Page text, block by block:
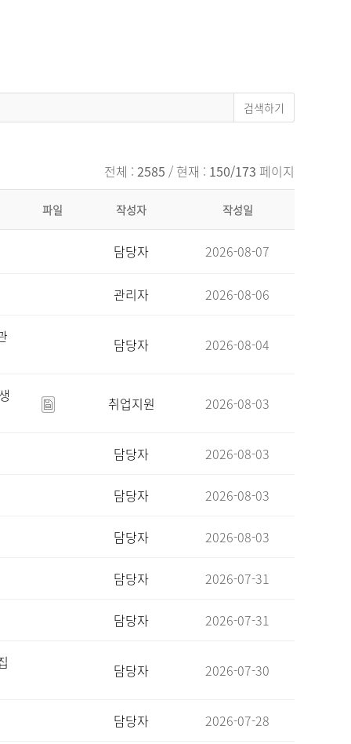
전체 : 2585 / 현재 : 150/173 페이지
파일 작성자 작성일
담당자 2026-08-07
관리자 2026-08-06
담당자 2026-08-04
취업지원 2026-08-03
담당자 2026-08-03
담당자 2026-08-03
담당자 2026-08-03
담당자 2026-07-31
담당자 2026-07-31
담당자 2026-07-30
담당자 2026-07-28